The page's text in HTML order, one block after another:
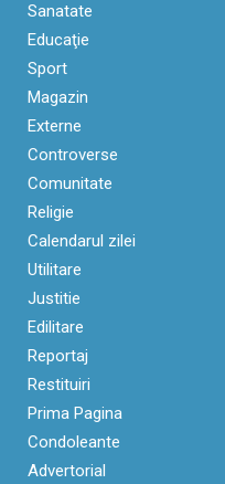
Sanatate
Educaţie
Sport
Magazin
Externe
Controverse
Comunitate
Religie
Calendarul zilei
Utilitare
Justitie
Edilitare
Reportaj
Restituiri
Prima Pagina
Condoleante
Advertorial